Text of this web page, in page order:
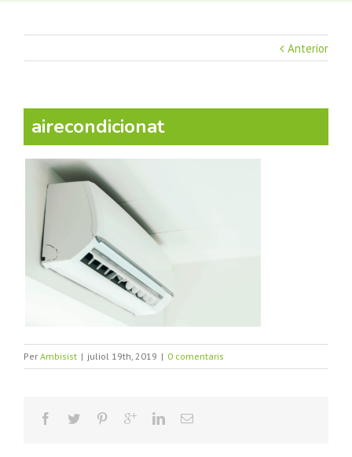
Anterior
airecondicionat
Per Ambisist | juliol 19th, 2019 | 0 comentaris